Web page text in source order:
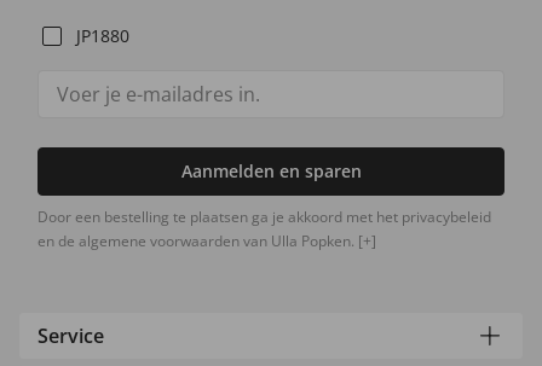
JP1880
Aanmelden en sparen
Door een bestelling te plaatsen ga je akkoord met het privacybeleid
en de algemene voorwaarden van Ulla Popken. [+]
Service